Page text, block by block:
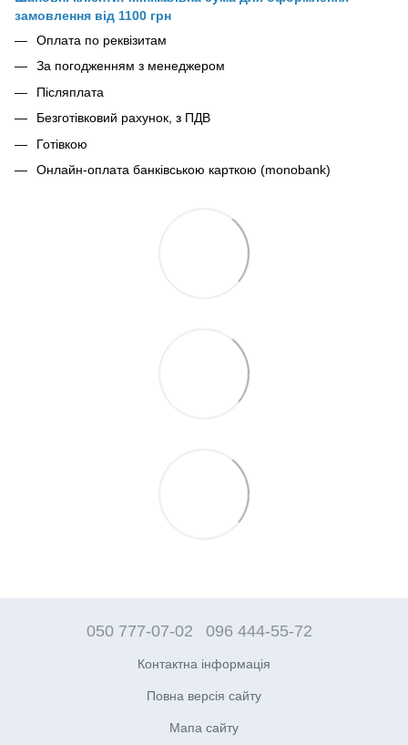
замовлення від 1100 грн
Оплата по реквізитам
За погодженням з менеджером
Післяплата
Безготівковий рахунок, з ПДВ
Готівкою
Онлайн-оплата банківською карткою (monobank)
050 777-07-02 096 444-55-72
Контактна інформація
Повна версія сайту
Мапа сайту